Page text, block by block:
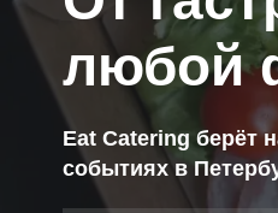
любой
Eat Catering берёт
событиях в